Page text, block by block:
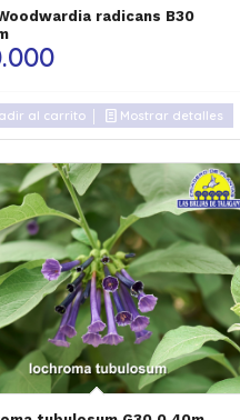
radicans B30
al carrito Mostrar detalles